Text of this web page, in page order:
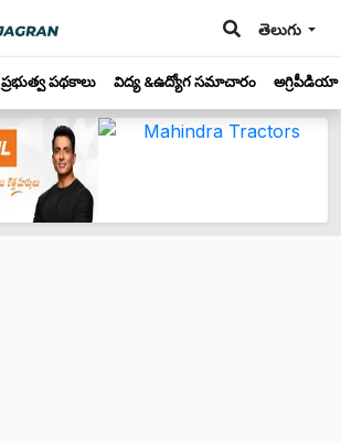
తెలుగు
ప్రభుత్వ పథకాలు విద్య &ఉద్యోగ సమాచారం అగ్రిపీడియా